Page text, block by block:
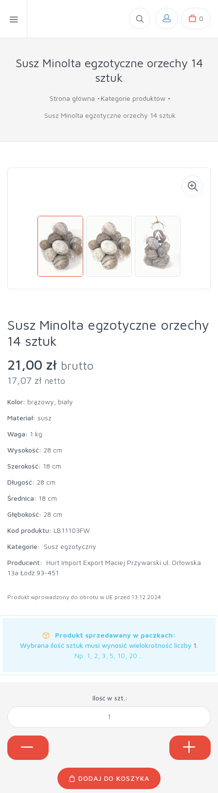
0
Susz Minolta egzotyczne orzechy 14
sztuk
Strona główna Kategorie produktów
Susz Minolta egzotyczne orzechy 14 sztuk
Susz Minolta egzotyczne orzechy
14 sztuk
21,00 zł brutto
17,07 zł netto
Kolor: brązowy, biały
Materiał: susz
Waga: 1 kg
Wysokość: 28 cm
Szerokość: 18 cm
Długość: 28 cm
Średnica: 18 cm
Głębokość: 28 cm
Kod produktu: LB11103FW
Kategorie:
Susz egzotyczny
Producent:
Hurt Import Export Maciej Przywarski ul. Orłowska
13a Łódź 93-451
Produkt wprowadzony do obrotu w UE przed 13.12.2024
Produkt sprzedawany w paczkach:
Wybrana ilość sztuk musi wynosić wielokrotność liczby 1.
Np. 1, 2, 3, 5, 10, 20 ...
Ilość w szt.:
DODAJ DO KOSZYKA